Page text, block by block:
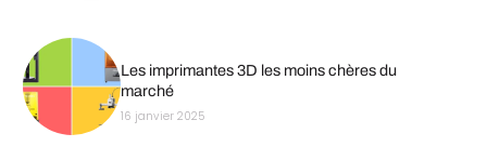
Les imprimantes 3D les moins chères du
marché
16 janvier 2025